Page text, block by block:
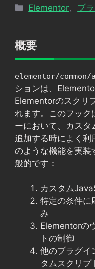
カ
リ
Elementor プ
概要
elementor/
ションは、
Elementorのスクリ
れます。このフッ
ーにおいて、カスタ
追加する時によく利
のような機能を実装
般的です：
カスタム
特定の条件に
み
Elementorの
トの制御
他のプラグイ
タムスクリプ